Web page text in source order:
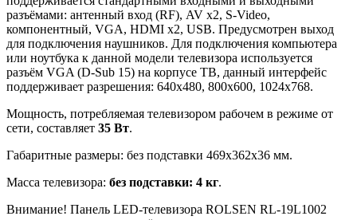
разъёмами: антенный вход (RF), AV x2, S-Video,
компонентный, VGA, HDMI x2, USB. Предусмотрен выход
для подключения наушников. Для подключения компьютера
или ноутбука к данной модели телевизора используется
разъём VGA (D-Sub 15) на корпусе ТВ, данный интерфейс
поддерживает разрешения: 640x480, 800x600, 1024x768.
Мощность, потребляемая телевизором рабочем в режиме от
сети, составляет 35 Вт.
Габаритные размеры: без подставки 469x362x36 мм.
Масса телевизора: без подставки: 4 кг.
Внимание! Панель LED-телевизора ROLSEN RL-19L1002